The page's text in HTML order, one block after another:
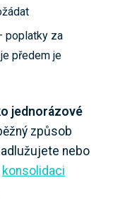
poplatky za
předem je
jednorázové
způsob
nebo
konsolidaci